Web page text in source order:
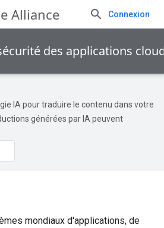
Alliance Connexion
des applications
IA pour traduire le contenu dans votre
générées par IA peuvent
mondiaux d'applications, de